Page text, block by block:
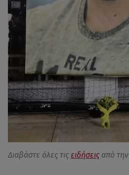
Διαβάστε όλες τις ειδήσεις από την